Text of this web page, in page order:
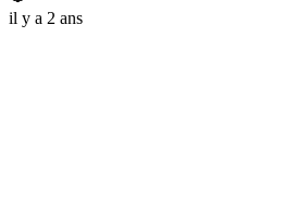
il y a 2 ans